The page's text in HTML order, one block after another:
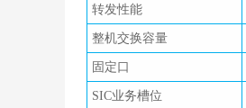
转发性能
整机交换容量
固定口
SIC业务槽位